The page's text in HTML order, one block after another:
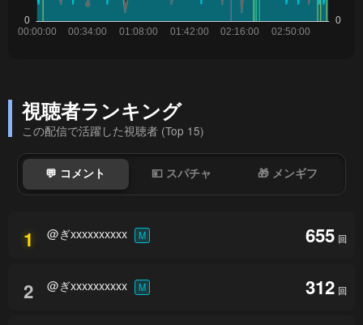
視聴者ランキング
この配信で活躍した視聴者 (Top 15)
💬 コメント 💴 スパチャ 🎁 メンギフ
1 @ぎxxxxxxxxxx M 655 回
2 @ぎxxxxxxxxxx M 312 回